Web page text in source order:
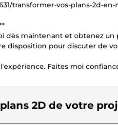
transformer-vos-plans-2d-
dès maintenant et obtenez
disposition pour discuter de
Faites moi
2D de votre